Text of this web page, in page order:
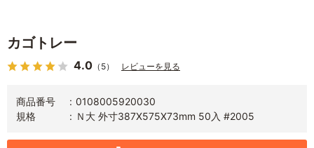
カゴトレー
4.0 （5） レビューを見る
商品番号
0108005920030
規格
Ｎ大 外寸387X575X73mm 50入 #2005